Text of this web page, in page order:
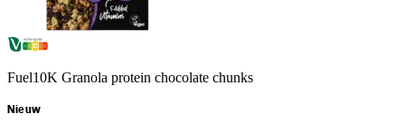
Fuel10K Granola protein chocolate chunks
Nieuw